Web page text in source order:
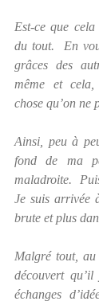
Est-ce que
du tout.  En
grâces des
même et cela,
chose qu’on ne
Ainsi, peu à
fond de ma
maladroite.
Je suis arrivée
brute et plus
Malgré tout, au
découvert
échanges